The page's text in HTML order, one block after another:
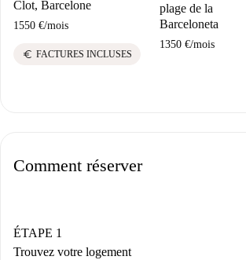
Clot, Barcelone
1550 €/mois
euro FACTURES INCLUSES
plage de la
Barceloneta
1350 €/mois
Comment réserver
ÉTAPE 1
Trouvez votre logement